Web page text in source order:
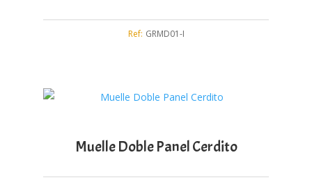
Ref: GRMD01-I
Muelle Doble Panel Cerdito